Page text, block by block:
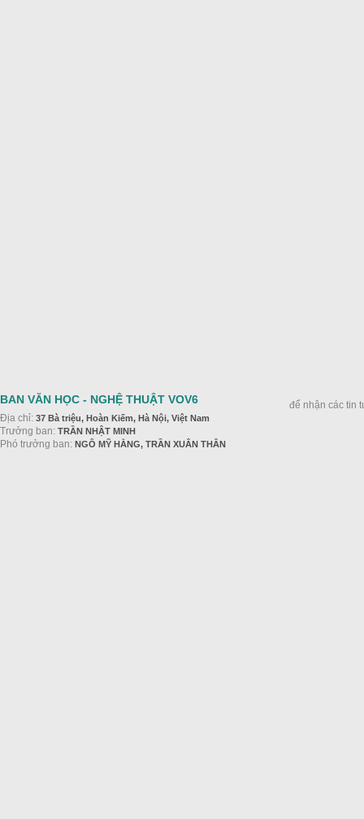
BAN VĂN HỌC - NGHỆ THUẬT VOV6
Địa chỉ: 37 Bà triệu, Hoàn Kiếm, Hà Nội, Việt Nam
Trưởng ban: TRẦN NHẬT MINH
Phó trưởng ban: NGÔ MỸ HẰNG, TRẦN XUÂN THÂN
để nhận các tin